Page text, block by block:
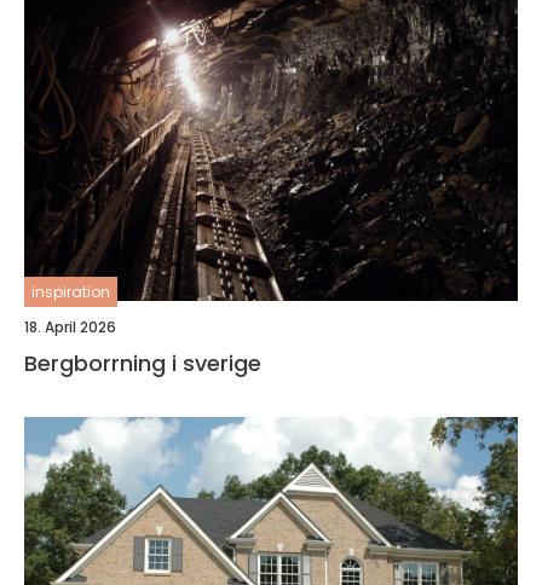
inspiration
18. April 2026
Bergborrning i sverige